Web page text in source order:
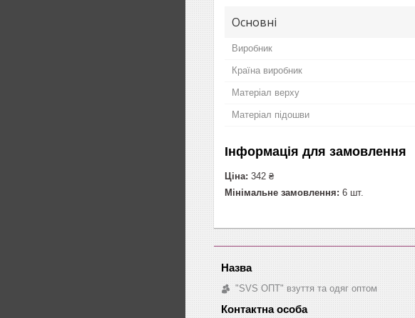
Основні
Виробник
Країна виробник
Матеріал верху
Матеріал підошви
Інформація для замовлення
Ціна: 342 ₴
Мінімальне замовлення: 6 шт.
"SVS ОПТ" взуття та одяг оптом